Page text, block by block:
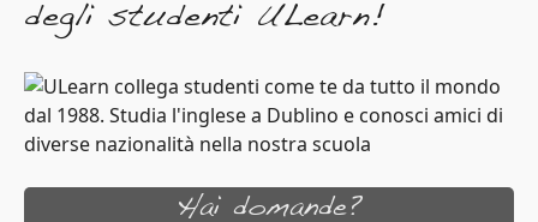
degli studenti ULearn!
Hai domande?